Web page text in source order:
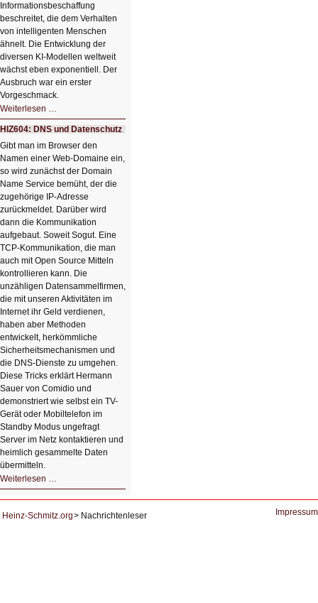
Informationsbeschaffung
beschreitet, die dem Verhalten
von intelligenten Menschen
ähnelt. Die Entwicklung der
diversen KI-Modellen weltweit
wächst eben exponentiell. Der
Ausbruch war ein erster
Vorgeschmack.
Weiterlesen …
Der
Ausbruch
der
KI
HIZ604: DNS und Datenschutz
Gibt man im Browser den
Namen einer Web-Domaine ein,
so wird zunächst der Domain
Name Service bemüht, der die
zugehörige IP-Adresse
zurückmeldet. Darüber wird
dann die Kommunikation
aufgebaut. Soweit Sogut. Eine
TCP-Kommunikation, die man
auch mit Open Source Mitteln
kontrollieren kann. Die
unzähligen Datensammelfirmen,
die mit unseren Aktivitäten im
Internet ihr Geld verdienen,
haben aber Methoden
entwickelt, herkömmliche
Sicherheitsmechanismen und
die DNS-Dienste zu umgehen.
Diese Tricks erklärt Hermann
Sauer von Comidio und
demonstriert wie selbst ein TV-
Gerät oder Mobiltelefon im
Standby Modus ungefragt
Server im Netz kontaktieren und
heimlich gesammelte Daten
übermitteln.
Weiterlesen …
DNS
Heinz-Schmitz.org
Nachrichtenleser Impressum